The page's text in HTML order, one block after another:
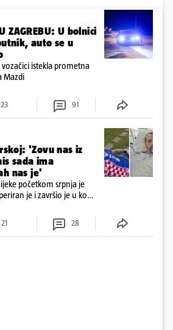
U ZAGREBU: U bolnici
auto se u
istekla prometna
Mazdi
23 91
'Zovu nas iz
sada ima
nas je'
početkom srpnja je
je i završio je u komi.
u oporavak: 'Imamo
21 28